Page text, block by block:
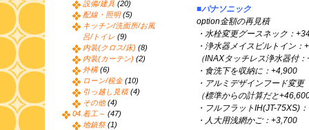
■パナソニック
option金額の再見積
・水栓変更グースネック：
・浄水器メイスビルトイン：
（INAXタッチレス浄水器付
・食洗下を収納に：+4,900
・アルミデザインフード変
（標準からの計算だと
・フルフラットIH(JT-75XS)
・人大用浅網かご：+3,700
設備/建具 (20)
配線・照明(5)
キッチン/洗面所/お風
呂/トイレ (9)
内装(クロス/床) (8)
内装(カーテン) (2)
外構(6)
ローン/税金(10)
引っ越し見積(4)
その他 (4)
04.着工～ (47)
地鎮祭 (1)